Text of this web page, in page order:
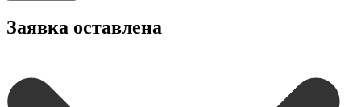
Заявка оставлена